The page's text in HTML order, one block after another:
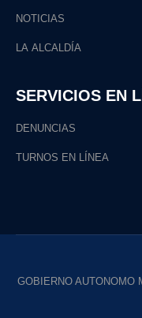
NOTICIAS
LA ALCALDÍA
SERVICIOS EN
DENUNCIAS
TURNOS EN LÍNEA
GOBIERNO AUTONOMO